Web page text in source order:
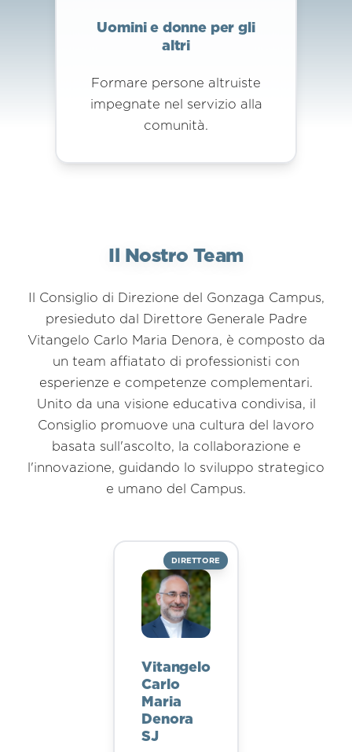
Uomini e donne per gli
altri
Formare persone altruiste
impegnate nel servizio alla
comunità.
Il Nostro Team
Il Consiglio di Direzione del Gonzaga Campus,
presieduto dal Direttore Generale Padre
Vitangelo Carlo Maria Denora, è composto da
un team affiatato di professionisti con
esperienze e competenze complementari.
Unito da una visione educativa condivisa, il
Consiglio promuove una cultura del lavoro
basata sull'ascolto, la collaborazione e
l'innovazione, guidando lo sviluppo strategico
e umano del Campus.
DIRETTORE
Vitangelo
Carlo
Maria
Denora
SJ